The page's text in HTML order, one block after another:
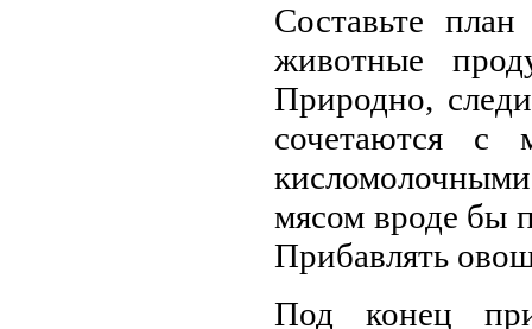
Cоставьте
животные
Природно,
сочетаются с
мясом вроде бы
Прибавлять
Под конец